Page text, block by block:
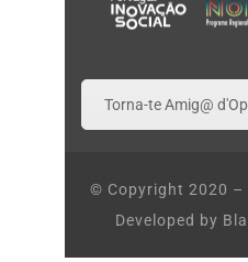
Torna-te Amig@
© Copyright 2020 –
Developed by